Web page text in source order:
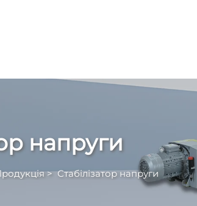
напруги
>Стабілізатор напруги